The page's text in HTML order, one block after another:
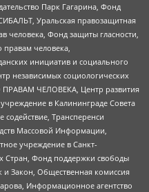
Парк Гагарина, Фонд
Уральская правозащитная
человека, Фонд защиты гласности,
правам человека,
инициатив и социального
независимых социологических
ЧЕЛОВЕКА, Центр развития
в Калининграде Совета
содействие, Трансперенси
Массовой Информации,
учреждение в Санкт-
Стран, Фонд поддержки свободы
и Закон, Общественная комиссия
Информационное агентство